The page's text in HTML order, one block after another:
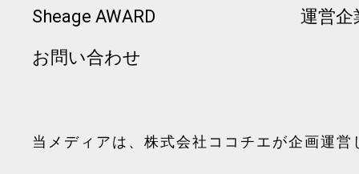
Sheage AWARD
お問い合わせ
運営企
当メディアは、 株式会社ココチエが企画運営